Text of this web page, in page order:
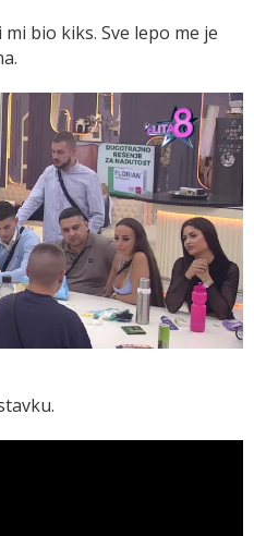
bio kiks. Sve lepo me je